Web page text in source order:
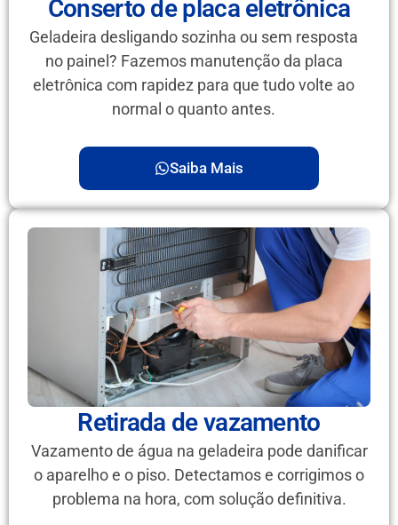
Conserto de placa eletrônica
Geladeira desligando sozinha ou sem resposta
no painel? Fazemos manutenção da placa
eletrônica com rapidez para que tudo volte ao
normal o quanto antes.
Saiba Mais
Retirada de vazamento
Vazamento de água na geladeira pode danificar
o aparelho e o piso. Detectamos e corrigimos o
problema na hora, com solução definitiva.